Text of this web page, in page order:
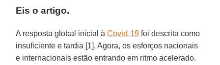
Eis o artigo.
A resposta global inicial àCovid-19 foi descrita como
insuficiente e tardia [1]. Agora, os esforços nacionais
e internacionais estão entrando em ritmo acelerado.